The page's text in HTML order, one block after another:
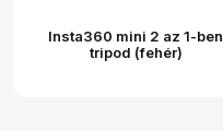
Insta360 mini 2 az 1-ben
tripod (fehér)